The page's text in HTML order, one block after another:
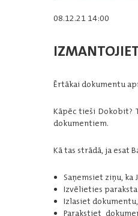
08.12.21 14:00
Ērtākai dokumentu
Kāpēc tieši Dokobit?
dokumentiem.
Kā tas strādā, ja esat
Saņemsiet ziņu,
Izvēlieties paraksta
Izlasiet
Parakstiet